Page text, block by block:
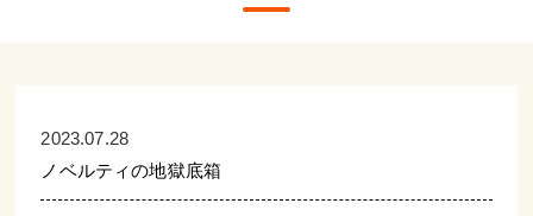
2023.07.28
ノベルティの地獄底箱